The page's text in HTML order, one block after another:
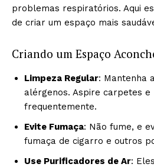
problemas respiratórios. Aqui
de criar um espaço mais
Criando um Espaço
Limpeza Regular: Mantenha
alérgenos. Aspire carpetes e
frequentemente.
Evite Fumaça: Não fume, e
fumaça de cigarro e outros
Use Purificadores de Ar: